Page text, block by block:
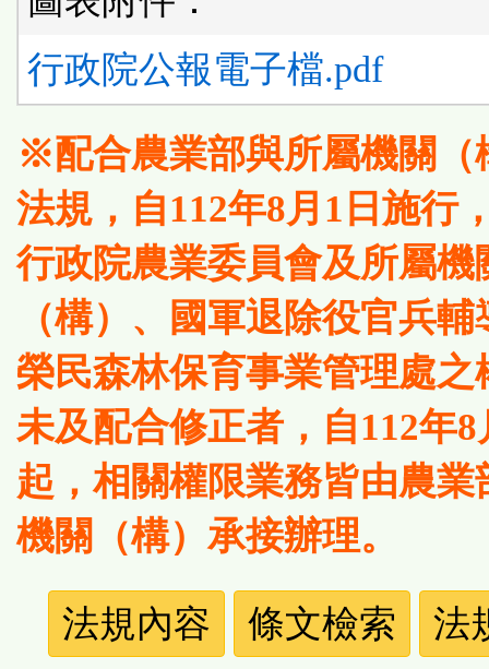
行政院公報電子檔.pdf
※配合農業部與所屬機關（
法規，自112年8月1日施行
行政院農業委員會及所屬機
（構）、國軍退除役官兵
榮民森林保育事業管理處之
未及配合修正者，自112年8
起，相關權限業務皆由農業
機關（構）承接辦理。
法規內容 條文檢索 法